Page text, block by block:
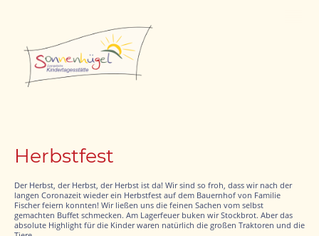
Herbstfest
Der Herbst, der Herbst, der Herbst ist da! Wir sind so froh, dass wir nach der
langen Coronazeit wieder ein Herbstfest auf dem Bauernhof von Familie
Fischer feiern konnten! Wir ließen uns die feinen Sachen vom selbst
gemachten Buffet schmecken. Am Lagerfeuer buken wir Stockbrot. Aber das
absolute Highlight für die Kinder waren natürlich die großen Traktoren und die